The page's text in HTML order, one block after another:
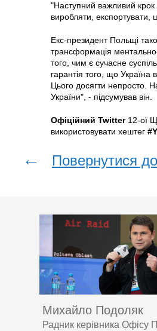
"Наступний важливий
виробляти, експортувати,
Екс-президент Польщі
трансформація
того, чим є сучасне
гарантія того, що Україна
Цього досягти непросто.
України", - підсумував він.
Офіційний Twitter12-ої
використовувати хештег
← Повернутися
Михайло Подоляк
Радник керівника Офісу